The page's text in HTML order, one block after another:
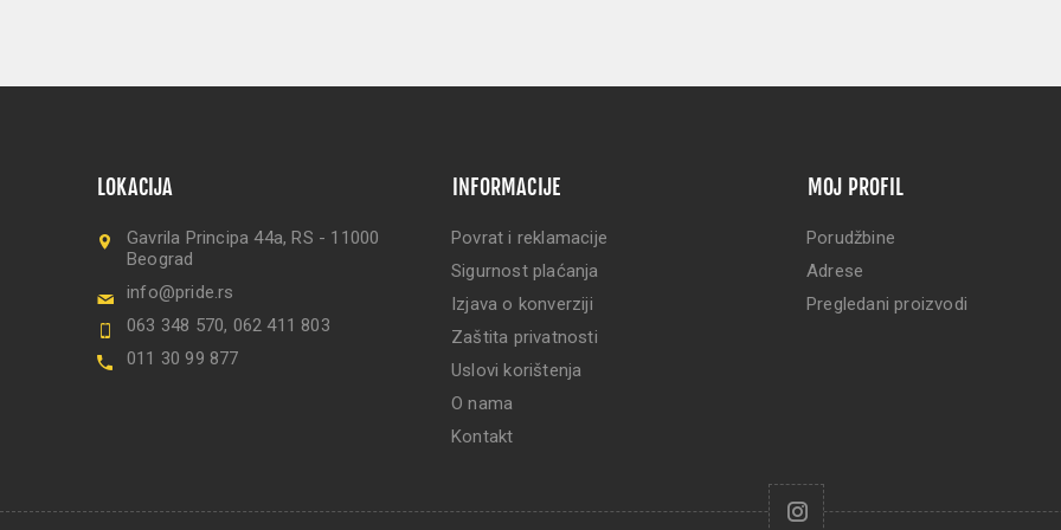
LOKACIJA
Gavrila Principa 44a, RS - 11000
Beograd
info@pride.rs
063 348 570, 062 411 803
011 30 99 877
INFORMACIJE
Povrat i reklamacije
Sigurnost plaćanja
Izjava o konverziji
Zaštita privatnosti
Uslovi korištenja
O nama
Kontakt
MOJ PROFIL
Porudžbine
Adrese
Pregledani proizvodi